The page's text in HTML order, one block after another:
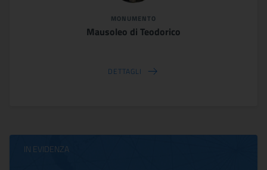
MONUMENTO
Mausoleo di Teodorico
DETTAGLI
IN EVIDENZA